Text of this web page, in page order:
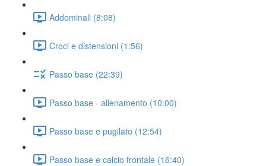
Addominali (8:08)
Croci e distensioni (1:56)
Passo base (22:39)
Passo base - allenamento (10:00)
Passo base e pugilato (12:54)
Passo base e calcio frontale (16:40)